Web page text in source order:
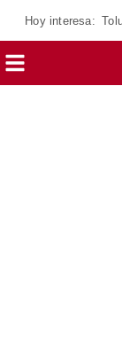
Hoy interesa: